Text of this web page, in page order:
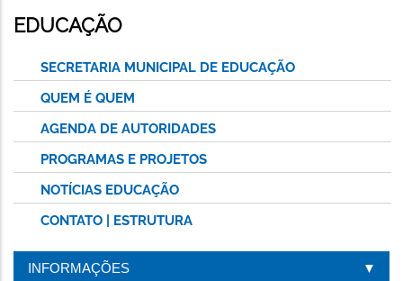
ESTA
PÁGINA
EDUCAÇÃO
SECRETARIA MUNICIPAL DE EDUCAÇÃO
QUEM É QUEM
AGENDA DE AUTORIDADES
PROGRAMAS E PROJETOS
NOTÍCIAS EDUCAÇÃO
CONTATO | ESTRUTURA
INFORMAÇÕES